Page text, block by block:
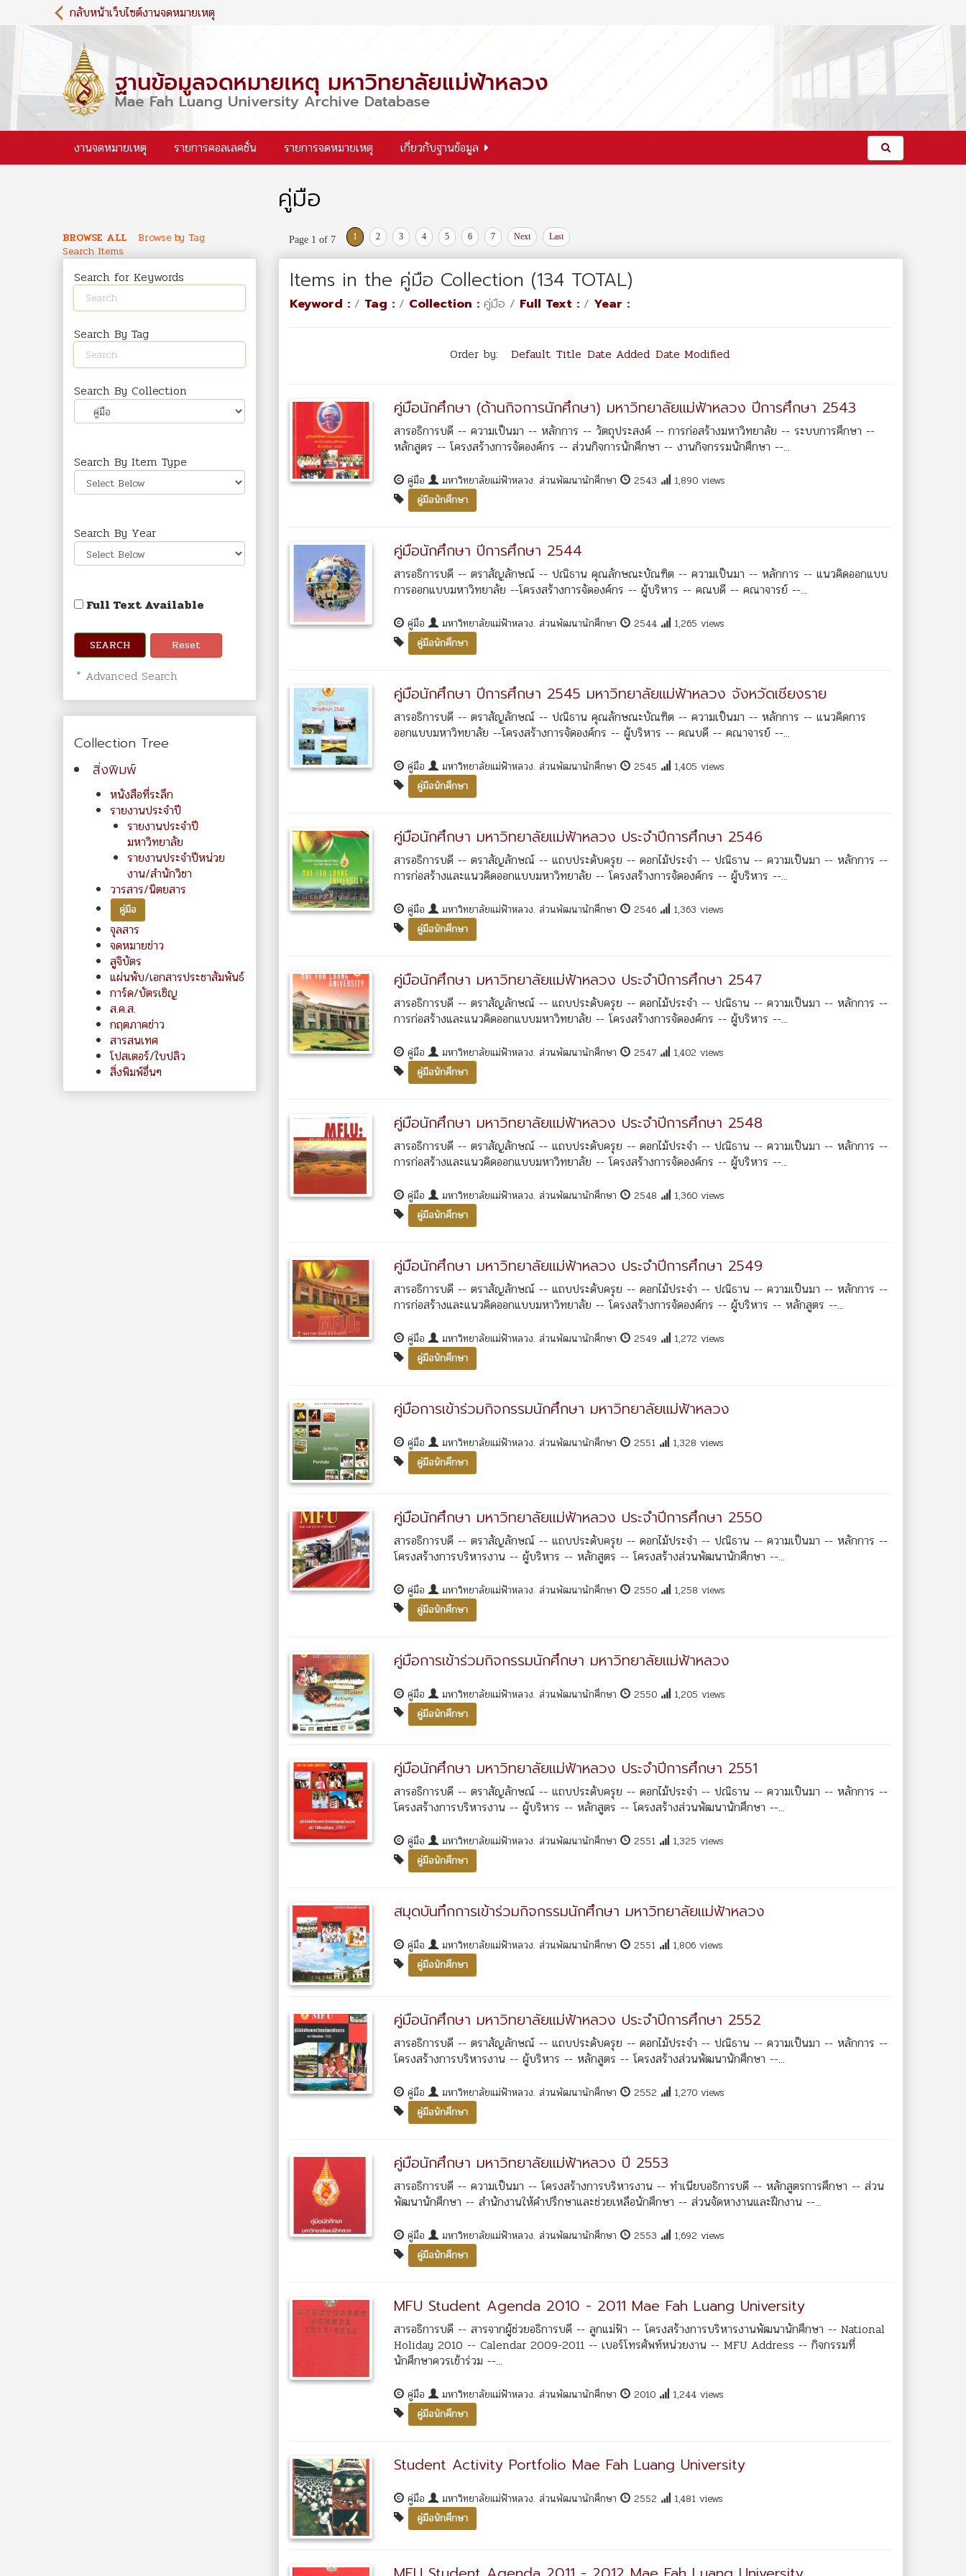
i
c
กลับหน้าเว็บไซต์งานจดหมายเหตุ
งานจดหมายเหตุ รายการคอลเลคชั่น รายการจดหมายเหตุ เกี่ยวกับฐานข้อมูล
คู่มือ
BROWSE ALL
Browse by Tag
Search Items
Page 1 of 7 1 2 3 4 5 6 7 Next Last
Search for Keywords
Search By Tag
Search By Collection
Search By Item Type
Search By Year
Full Text Available
SEARCH Reset
* Advanced Search
Collection Tree
สิ่งพิมพ์
หนังสือที่ระลึก
รายงานประจำปี
รายงานประจำปี
มหาวิทยาลัย
รายงานประจำปีหน่วย
งาน/สำนักวิชา
วารสาร/นิตยสาร
คู่มือ
จุลสาร
จดหมายข่าว
สูจิบัตร
แผ่นพับ/เอกสารประชาสัมพันธ์
การ์ด/บัตรเชิญ
ส.ค.ส.
กฤตภาคข่าว
สารสนเทศ
โปสเตอร์/ใบปลิว
สิ่งพิมพ์อื่นๆ
Items in the คู่มือ Collection (134 TOTAL)
Keyword : / Tag : / Collection : คู่มือ / Full Text : / Year :
Order by: Default Title Date Added Date Modified
คู่มือนักศึกษา (ด้านกิจการนักศึกษา) มหาวิทยาลัยแม่ฟ้าหลวง ปีการศึกษา 2543
สารอธิการบดี -- ความเป็นมา -- หลักการ -- วัตถุประสงค์ -- การก่อสร้างมหาวิทยาลัย -- ระบบการศึกษา --
หลักสูตร -- โครงสร้างการจัดองค์กร -- ส่วนกิจการนักศึกษา -- งานกิจกรรมนักศึกษา --...
คู่มือ มหาวิทยาลัยแม่ฟ้าหลวง. ส่วนพัฒนานักศึกษา 2543
1,890 views
คู่มือนักศึกษา
คู่มือนักศึกษา ปีการศึกษา 2544
สารอธิการบดี -- ตราสัญลักษณ์ -- ปณิธาน คุณลักษณะบัณฑิต -- ความเป็นมา -- หลักการ -- แนวคิดออกแบบ
การออกแบบมหาวิทยาลัย --โครงสร้างการจัดองค์กร -- ผู้บริหาร -- คณบดี -- คณาจารย์ --...
คู่มือ มหาวิทยาลัยแม่ฟ้าหลวง. ส่วนพัฒนานักศึกษา 2544
1,265 views
คู่มือนักศึกษา
คู่มือนักศึกษา ปีการศึกษา 2545 มหาวิทยาลัยแม่ฟ้าหลวง จังหวัดเชียงราย
สารอธิการบดี -- ตราสัญลักษณ์ -- ปณิธาน คุณลักษณะบัณฑิต -- ความเป็นมา -- หลักการ -- แนวคิดการ
ออกแบบมหาวิทยาลัย --โครงสร้างการจัดองค์กร -- ผู้บริหาร -- คณบดี -- คณาจารย์ --...
คู่มือ มหาวิทยาลัยแม่ฟ้าหลวง. ส่วนพัฒนานักศึกษา 2545
1,405 views
คู่มือนักศึกษา
คู่มือนักศึกษา มหาวิทยาลัยแม่ฟ้าหลวง ประจำปีการศึกษา 2546
สารอธิการบดี -- ตราสัญลักษณ์ -- แถบประดับครุย -- ดอกไม้ประจำ -- ปณิธาน -- ความเป็นมา -- หลักการ --
การก่อสร้างและแนวคิดออกแบบมหาวิทยาลัย -- โครงสร้างการจัดองค์กร -- ผู้บริหาร --...
คู่มือ มหาวิทยาลัยแม่ฟ้าหลวง. ส่วนพัฒนานักศึกษา 2546
1,363 views
คู่มือนักศึกษา
คู่มือนักศึกษา มหาวิทยาลัยแม่ฟ้าหลวง ประจำปีการศึกษา 2547
สารอธิการบดี -- ตราสัญลักษณ์ -- แถบประดับครุย -- ดอกไม้ประจำ -- ปณิธาน -- ความเป็นมา -- หลักการ --
การก่อสร้างและแนวคิดออกแบบมหาวิทยาลัย -- โครงสร้างการจัดองค์กร -- ผู้บริหาร --...
คู่มือ มหาวิทยาลัยแม่ฟ้าหลวง. ส่วนพัฒนานักศึกษา 2547
1,402 views
คู่มือนักศึกษา
คู่มือนักศึกษา มหาวิทยาลัยแม่ฟ้าหลวง ประจำปีการศึกษา 2548
สารอธิการบดี -- ตราสัญลักษณ์ -- แถบประดับครุย -- ดอกไม้ประจำ -- ปณิธาน -- ความเป็นมา -- หลักการ --
การก่อสร้างและแนวคิดออกแบบมหาวิทยาลัย -- โครงสร้างการจัดองค์กร -- ผู้บริหาร --...
คู่มือ มหาวิทยาลัยแม่ฟ้าหลวง. ส่วนพัฒนานักศึกษา 2548
1,360 views
คู่มือนักศึกษา
คู่มือนักศึกษา มหาวิทยาลัยแม่ฟ้าหลวง ประจำปีการศึกษา 2549
สารอธิการบดี -- ตราสัญลักษณ์ -- แถบประดับครุย -- ดอกไม้ประจำ -- ปณิธาน -- ความเป็นมา -- หลักการ --
การก่อสร้างและแนวคิดออกแบบมหาวิทยาลัย -- โครงสร้างการจัดองค์กร -- ผู้บริหาร -- หลักสูตร --...
คู่มือ มหาวิทยาลัยแม่ฟ้าหลวง. ส่วนพัฒนานักศึกษา 2549
1,272 views
คู่มือนักศึกษา
คู่มือการเข้าร่วมกิจกรรมนักศึกษา มหาวิทยาลัยแม่ฟ้าหลวง
คู่มือ มหาวิทยาลัยแม่ฟ้าหลวง. ส่วนพัฒนานักศึกษา 2551
1,328 views
คู่มือนักศึกษา
คู่มือนักศึกษา มหาวิทยาลัยแม่ฟ้าหลวง ประจำปีการศึกษา 2550
สารอธิการบดี -- ตราสัญลักษณ์ -- แถบประดับครุย -- ดอกไม้ประจำ -- ปณิธาน -- ความเป็นมา -- หลักการ --
โครงสร้างการบริหารงาน -- ผู้บริหาร -- หลักสูตร -- โครงสร้างส่วนพัฒนานักศึกษา --...
คู่มือ มหาวิทยาลัยแม่ฟ้าหลวง. ส่วนพัฒนานักศึกษา 2550
1,258 views
คู่มือนักศึกษา
คู่มือการเข้าร่วมกิจกรรมนักศึกษา มหาวิทยาลัยแม่ฟ้าหลวง
คู่มือ มหาวิทยาลัยแม่ฟ้าหลวง. ส่วนพัฒนานักศึกษา 2550
1,205 views
คู่มือนักศึกษา
คู่มือนักศึกษา มหาวิทยาลัยแม่ฟ้าหลวง ประจำปีการศึกษา 2551
สารอธิการบดี -- ตราสัญลักษณ์ -- แถบประดับครุย -- ดอกไม้ประจำ -- ปณิธาน -- ความเป็นมา -- หลักการ --
โครงสร้างการบริหารงาน -- ผู้บริหาร -- หลักสูตร -- โครงสร้างส่วนพัฒนานักศึกษา --...
คู่มือ มหาวิทยาลัยแม่ฟ้าหลวง. ส่วนพัฒนานักศึกษา 2551
1,325 views
คู่มือนักศึกษา
สมุดบันทึกการเข้าร่วมกิจกรรมนักศึกษา มหาวิทยาลัยแม่ฟ้าหลวง
คู่มือ มหาวิทยาลัยแม่ฟ้าหลวง. ส่วนพัฒนานักศึกษา 2551
1,806 views
คู่มือนักศึกษา
คู่มือนักศึกษา มหาวิทยาลัยแม่ฟ้าหลวง ประจำปีการศึกษา 2552
สารอธิการบดี -- ตราสัญลักษณ์ -- แถบประดับครุย -- ดอกไม้ประจำ -- ปณิธาน -- ความเป็นมา -- หลักการ --
โครงสร้างการบริหารงาน -- ผู้บริหาร -- หลักสูตร -- โครงสร้างส่วนพัฒนานักศึกษา --...
คู่มือ มหาวิทยาลัยแม่ฟ้าหลวง. ส่วนพัฒนานักศึกษา 2552
1,270 views
คู่มือนักศึกษา
คู่มือนักศึกษา มหาวิทยาลัยแม่ฟ้าหลวง ปี 2553
สารอธิการบดี -- ความเป็นมา -- โครงสร้างการบริหารงาน -- ทำเนียบอธิการบดี -- หลักสูตรการศึกษา -- ส่วน
พัฒนานักศึกษา -- สำนักงานให้คำปรึกษาและช่วยเหลือนักศึกษา -- ส่วนจัดหางานและฝึกงาน --...
คู่มือ มหาวิทยาลัยแม่ฟ้าหลวง. ส่วนพัฒนานักศึกษา 2553
1,692 views
คู่มือนักศึกษา
MFU Student Agenda 2010 - 2011 Mae Fah Luang University
สารอธิการบดี -- สารจากผู้ช่วยอธิการบดี -- ลูกแม่ฟ้า -- โครงสร้างการบริหารงานพัฒนานักศึกษา -- National
Holiday 2010 -- Calendar 2009-2011 -- เบอร์โทรศัพท์หน่วยงาน -- MFU Address -- กิจกรรมที่
นักศึกษาควรเข้าร่วม --...
คู่มือ มหาวิทยาลัยแม่ฟ้าหลวง. ส่วนพัฒนานักศึกษา 2010
1,244 views
คู่มือนักศึกษา
Student Activity Portfolio Mae Fah Luang University
คู่มือ มหาวิทยาลัยแม่ฟ้าหลวง. ส่วนพัฒนานักศึกษา 2552
1,481 views
คู่มือนักศึกษา